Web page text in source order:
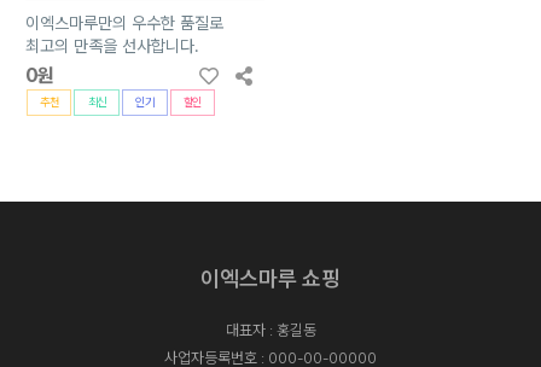
이엑스마루만의 우수한 품질로
최고의 만족을 선사합니다.
0원
추천 최신 인기 할인
이엑스마루 쇼핑
대표자 : 홍길동
사업자등록번호 : 000-00-00000